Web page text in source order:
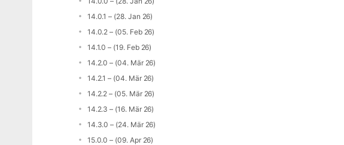
14.0.1 – (28. Jan 26)
14.0.2 – (05. Feb 26)
14.1.0 – (19. Feb 26)
14.2.0 – (04. Mär 26)
14.2.1 – (04. Mär 26)
14.2.2 – (05. Mär 26)
14.2.3 – (16. Mär 26)
14.3.0 – (24. Mär 26)
15.0.0 – (09. Apr 26)